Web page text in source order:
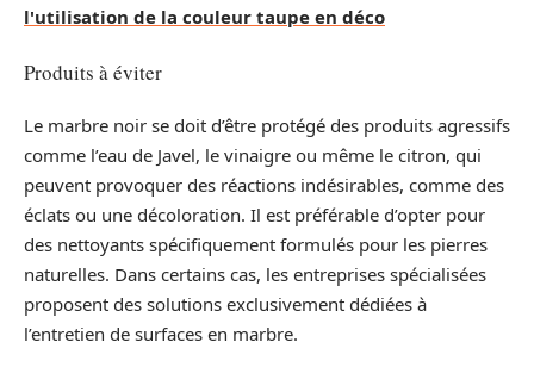
l'utilisation de la couleur taupe en déco
Produits à éviter
Le marbre noir se doit d’être protégé des produits agressifs
comme l’eau de Javel, le vinaigre ou même le citron, qui
peuvent provoquer des réactions indésirables, comme des
éclats ou une décoloration. Il est préférable d’opter pour
des nettoyants spécifiquement formulés pour les pierres
naturelles. Dans certains cas, les entreprises spécialisées
proposent des solutions exclusivement dédiées à
l’entretien de surfaces en marbre.